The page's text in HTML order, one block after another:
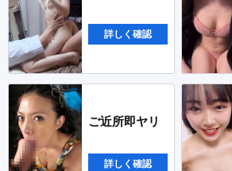
詳しく確認
ご近所即ヤリ
詳しく確認